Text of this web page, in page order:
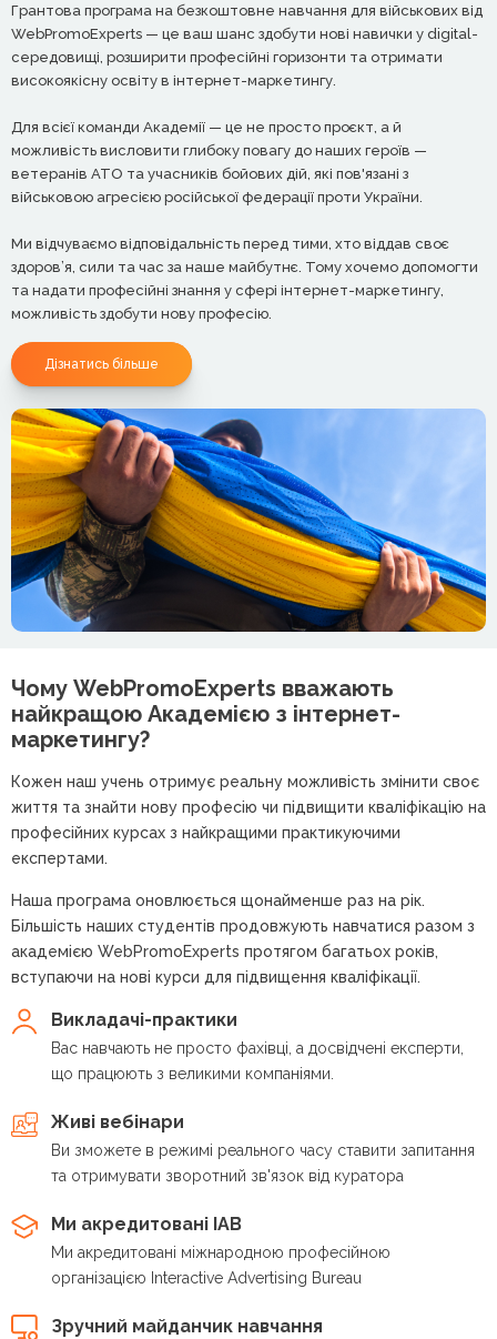
Грантова програма на безкоштовне навчання для військових від
WebPromoExperts — це ваш шанс здобути нові навички у digital-
середовищі, розширити професійні горизонти та отримати
високоякісну освіту в інтернет-маркетингу.
Для всієї команди Академії — це не просто проєкт, а й
можливість висловити глибоку повагу до наших героїв —
ветеранів АТО та учасників бойових дій, які пов'язані з
військовою агресією російської федерації проти України.
Ми відчуваємо відповідальність перед тими, хто віддав своє
здоров’я, сили та час за наше майбутнє. Тому хочемо допомогти
та надати професійні знання у сфері інтернет-маркетингу,
можливість здобути нову професію.
Дізнатись більше
Чому WebPromoExperts вважають
найкращою Академією з інтернет-
маркетингу?
Кожен наш учень отримує реальну можливість змінити своє
життя та знайти нову професію чи підвищити кваліфікацію на
професійних курсах з найкращими практикуючими
експертами.
Наша програма оновлюється щонайменше раз на рік.
Більшість наших студентів продовжують навчатися разом з
академією WebPromoExperts протягом багатьох років,
вступаючи на нові курси для підвищення кваліфікації.
Викладачі-практики
Вас навчають не просто фахівці, а досвідчені експерти,
що працюють з великими компаніями.
Живі вебінари
Ви зможете в режимі реального часу ставити запитання
та отримувати зворотний зв'язок від куратора
Ми акредитовані IAB
Ми акредитовані міжнародною професійною
організацією Interactive Advertising Bureau
Зручний майданчик навчання